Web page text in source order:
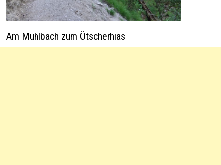
Am Mühlbach zum Ötscherhias